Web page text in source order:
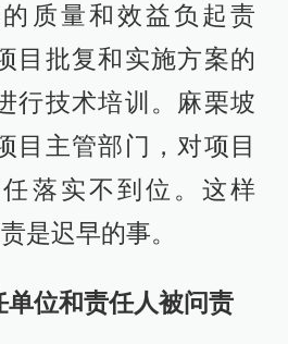
质量和效益负起责
目批复和实施方案的
行技术培训。麻栗坡
目主管部门，对项目
落实不到位。这样
是迟早的事。
单位和责任人被问责